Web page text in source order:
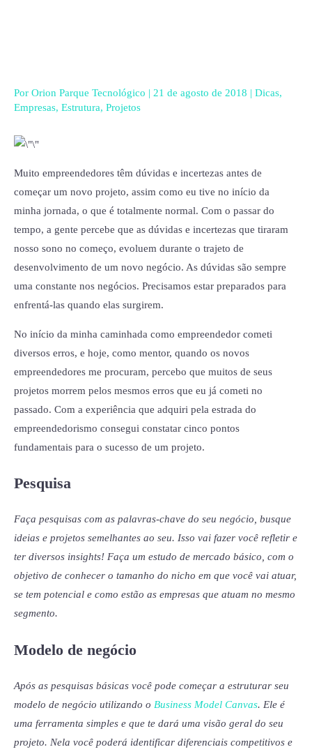
Por Orion Parque Tecnológico | 21 de agosto de 2018 | Dicas,
Empresas, Estrutura, Projetos
Muito empreendedores têm dúvidas e incertezas antes de
começar um novo projeto, assim como eu tive no início da
minha jornada, o que é totalmente normal. Com o passar do
tempo, a gente percebe que as dúvidas e incertezas que tiraram
nosso sono no começo, evoluem durante o trajeto de
desenvolvimento de um novo negócio. As dúvidas são sempre
uma constante nos negócios. Precisamos estar preparados para
enfrentá-las quando elas surgirem.
No início da minha caminhada como empreendedor cometi
diversos erros, e hoje, como mentor, quando os novos
empreendedores me procuram, percebo que muitos de seus
projetos morrem pelos mesmos erros que eu já cometi no
passado. Com a experiência que adquiri pela estrada do
empreendedorismo consegui constatar cinco pontos
fundamentais para o sucesso de um projeto.
Pesquisa
Faça pesquisas com as palavras-chave do seu negócio, busque
ideias e projetos semelhantes ao seu. Isso vai fazer você refletir e
ter diversos insights! Faça um estudo de mercado básico, com o
objetivo de conhecer o tamanho do nicho em que você vai atuar,
se tem potencial e como estão as empresas que atuam no mesmo
segmento.
Modelo de negócio
Após as pesquisas básicas você pode começar a estruturar seu
modelo de negócio utilizando o Business Model Canvas. Ele é
uma ferramenta simples e que te dará uma visão geral do seu
projeto. Nela você poderá identificar diferenciais competitivos e